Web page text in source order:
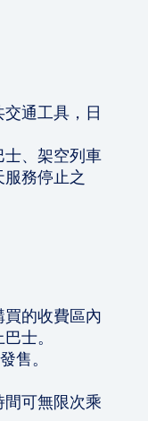
通工具，日
士、架空列車
務停止之
買的收費區內
士。
售。
間可無限次乘